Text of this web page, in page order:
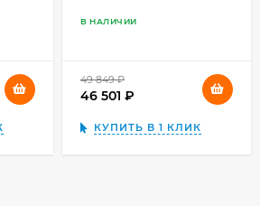
В НАЛИЧИИ
49 849
46 501
КУПИТЬ В 1 КЛИК